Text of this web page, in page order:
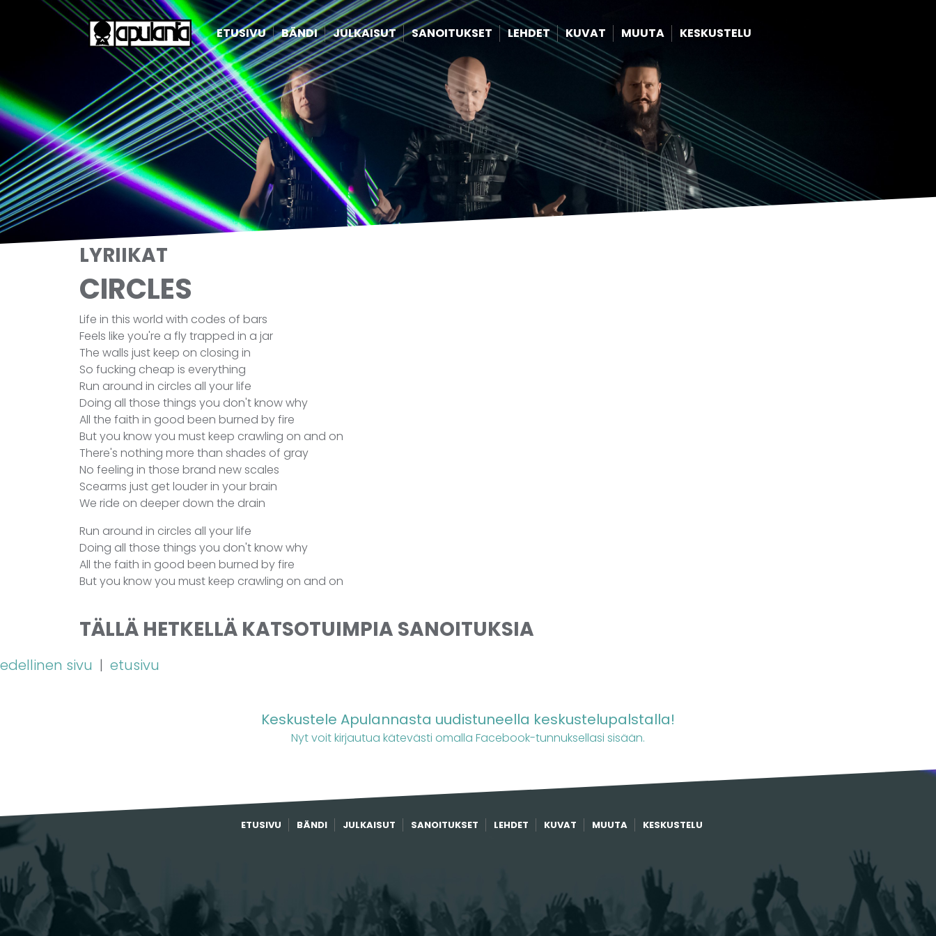
ETUSIVU BÄNDI JULKAISUT SANOITUKSET LEHDET KUVAT MUUTA KESKUSTELU
LYRIIKAT
CIRCLES
Life in this world with codes of bars
Feels like you're a fly trapped in a jar
The walls just keep on closing in
So fucking cheap is everything
Run around in circles all your life
Doing all those things you don't know why
All the faith in good been burned by fire
But you know you must keep crawling on and on
There's nothing more than shades of gray
No feeling in those brand new scales
Scearms just get louder in your brain
We ride on deeper down the drain
Run around in circles all your life
Doing all those things you don't know why
All the faith in good been burned by fire
But you know you must keep crawling on and on
TÄLLÄ HETKELLÄ KATSOTUIMPIA SANOITUKSIA
edellinen sivu | etusivu
Keskustele Apulannasta uudistuneella keskustelupalstalla!
Nyt voit kirjautua kätevästi omalla Facebook-tunnuksellasi sisään.
ETUSIVU BÄNDI JULKAISUT SANOITUKSET LEHDET KUVAT MUUTA KESKUSTELU